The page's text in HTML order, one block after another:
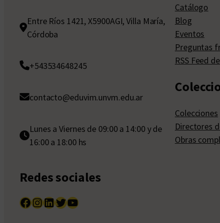
Entre Ríos 1421, X5900AGI, Villa María,
Córdoba
+543534648245
contacto@eduvim.unvm.edu.ar
Lunes a Viernes de 09:00 a 14:00 y de
16:00 a 18:00 hs
Redes sociales
Facebook InstagramLinkedIn Twitter YouTube
Catálogo
Blog
Eventos
Preguntas
RSS Feed
Colecciones
Directores
Obras